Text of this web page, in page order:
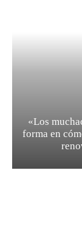
«Los
forma en